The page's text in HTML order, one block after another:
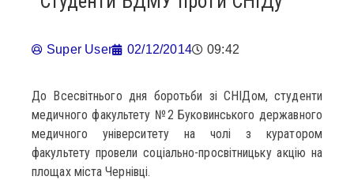
Super User 02/12/2014 09:42
До Всесвітнього дня боротьби зі СНІДом, студенти
медичного факультету №2 Буковинського державного
медичного університету на чолі з куратором
факультету провели соціально-просвітницьку акцію на
площах міста Чернівці.